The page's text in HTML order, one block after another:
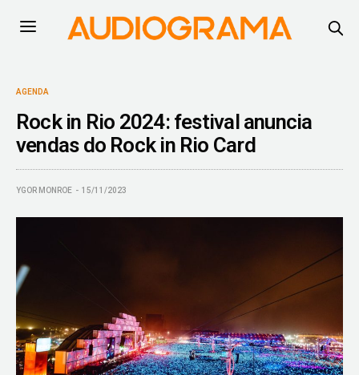
AGENDA
Rock in Rio 2024: festival anuncia
vendas do Rock in Rio Card
YGOR MONROE 15/11/2023